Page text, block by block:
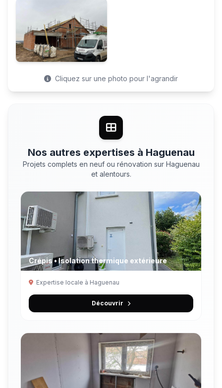
Cliquez sur une photo pour l'agrandir
Nos autres expertises à Haguenau
Projets complets en neuf ou rénovation sur Haguenau
et alentours.
Crépis • Isolation thermique extérieure
Expertise locale à Haguenau
Découvrir